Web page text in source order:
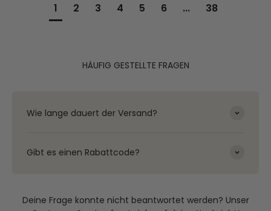
1 2 3 4 5 6 ... 38
HÄUFIG GESTELLTE FRAGEN
Wie lange dauert der Versand?
Gibt es einen Rabattcode?
Deine Frage konnte nicht beantwortet werden? Unser